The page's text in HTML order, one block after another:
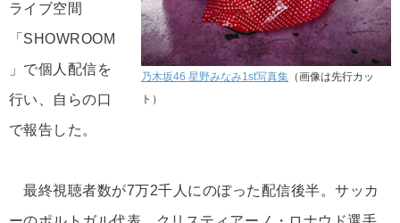
乃木坂46 星野みなみ1st写真集 （画像は先行カッ
ト）
ライブ空間
「SHOWROOM
」で個人配信を
行い、自らの口
で報告した。
最終視聴者数が7万2千人にのぼった配信後半。サッカ